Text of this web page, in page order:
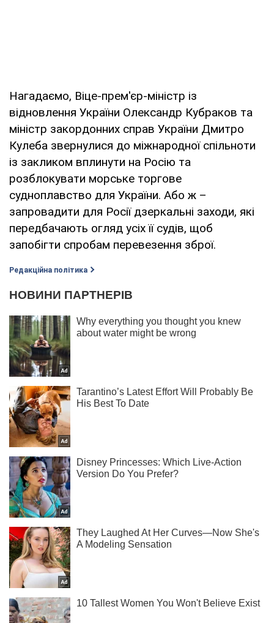
Нагадаємо, Віце-прем'єр-міністр із
відновлення України Олександр Кубраков та
міністр закордонних справ України Дмитро
Кулеба звернулися до міжнародної спільноти
із закликом вплинути на Росію та
розблокувати морське торгове
судноплавство для України. Або ж –
запровадити для Росії дзеркальні заходи, які
передбачають огляд усіх її судів, щоб
запобігти спробам перевезення зброї.
Редакційна політика